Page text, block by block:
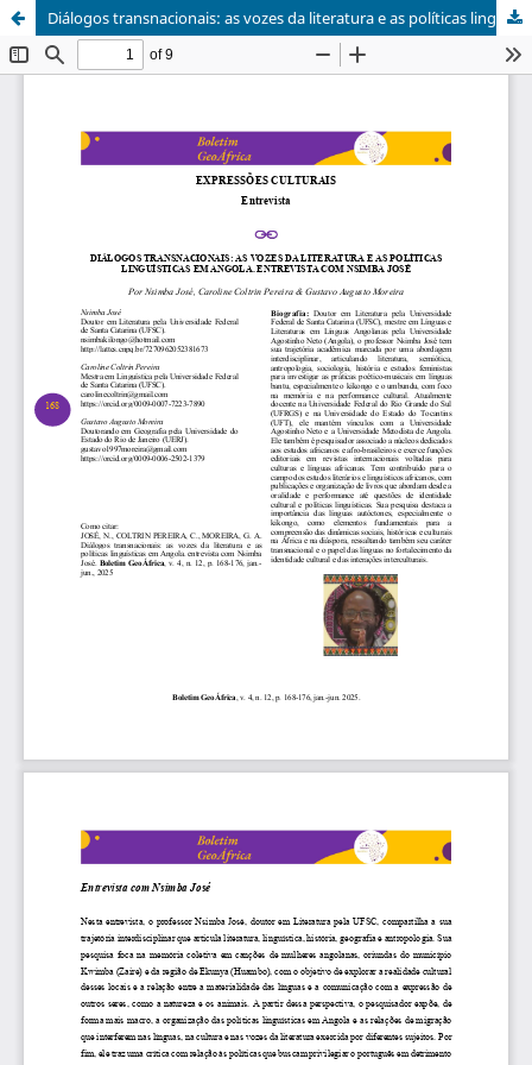
Diálogos transnacionais: as vozes da literatura e as políticas linguísticas em Angola. Entrevista com Nsimba José.